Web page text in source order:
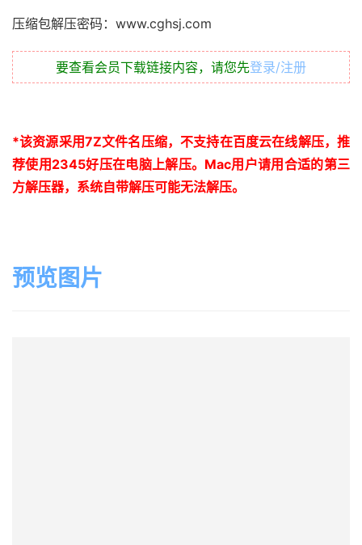
压缩包解压密码：www.cghsj.com
要查看会员下载链接内容，请您先登录/注册
*该资源采用7Z文件名压缩，不支持在百度云在线解压，推
荐使用2345好压在电脑上解压。 Mac用户请用合适的第三
方解压器，系统自带解压可能无法解压。
预览图片